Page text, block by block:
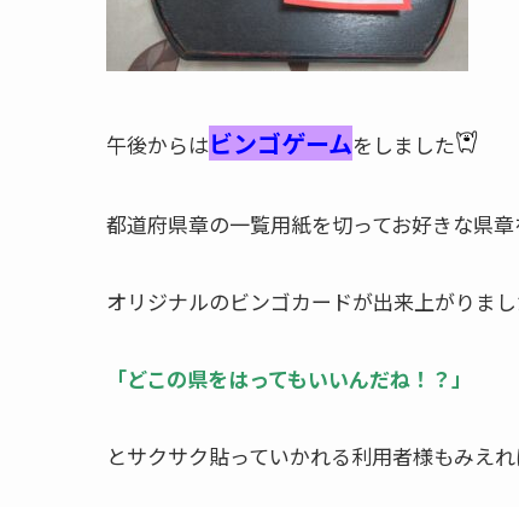
午後からはビンゴゲームをしました
都道府県章の一覧用紙を切ってお好きな県章
オリジナルのビンゴカードが出来上がりま
「どこの県をはってもいいんだね！？」
とサクサク貼っていかれる利用者様もみえ